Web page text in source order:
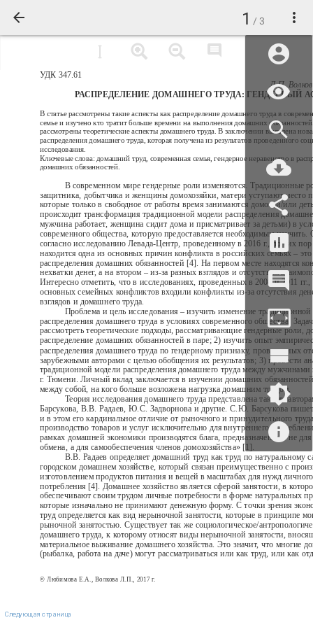
1 / 3
УДК 347.61
Л.П.
РАСПРЕДЕЛЕНИЕ ДОМАШНЕГО ТРУДА: ГЕНДЕРНЫЙ
В статье рассмотрены такие аспекты как распределение домашнего труда в
семье и изучено кто тратит больше времени на выполнения домашних
рассмотрены теоретические аспекты домашнего труда. В заключении выявлена
распределения домашнего труда, которая получена из результатов проведенного
исследования.
Ключевые слова: домашний труд, современная семья, гендерное неравенство в
домашних обязанностей.
В современном мире гендерные роли изменяются. Традиционные
защитника, добытчика и женщины домохозяйки, матери уступают место
которые только в свободное от работы время занимаются домом и/или
происходит трансформация традиционной модели распределения
мужчина работает, женщина сидит дома и присматривает за детьми) в
современного общества, которую предоставляется необходимым изучить.
согласно исследованию Левада-Центр, проведенному в 2016 г., до сих пор
находится одна из основных причин конфликта в российских семьях – это
распределения домашних обязанностей [4]. На первом месте находятся
нехватки денег, а на втором – из-за разных взглядов и отсутствия
Интересно отметить, что в исследованиях, проведенных в 2008 и 2011
основных семейных конфликтов входили конфликты из-за отсутствия
взглядов и домашнего труда.
Проблема и цель исследования – изучить изменение
распределения домашнего труда в условиях современного общества.
рассмотреть теоретические подходы, рассматривающие гендерные роли,
распределение домашних обязанностей в паре; 2) изучить опыт
распределения домашнего труда по гендерному признаку, проведенных
зарубежными авторами с целью обобщения их результатов; 3) провести
традиционной модели распределения домашнего труда между
г. Тюмени. Личный вклад заключается в изучении домашних
между собой, на кого больше возложена нагрузка домашним трудом.
Теория исследования домашнего труда представлена такими
Барсукова, В.В. Радаев, Ю.С. Задворнова и другие. С.Ю. Барсукова
и в этом его кардинальное отличие от рыночного и принудительного
производство товаров и услуг исключительно для внутреннего
рамках домашней экономики производятся блага, предназначенные не
обмена, а для самообеспечения членов домохозяйства» [1].
В.В. Радаев определяет домашний труд как труд по натуральному
городском домашнем хозяйстве, который связан преимущественно с
изготовлением продуктов питания и вещей в масштабах для нужд
потребления [4]. Домашнее хозяйство является сферой занятости, в
обеспечивают своим трудом личные потребности в форме натуральных
которые изначально не принимают денежную форму. С точки зрения
труд определяется как вид нерыночной занятости, которые в принципе
рыночной занятостью. Существует так же социологическое/
домашнего труда, к которому относят виды нерыночной занятости,
материальное выживание домашнего хозяйства. Это значит, что многие
(рыбалка, работа на даче) могут рассматриваться или как труд, или как
© Любимова Е.А., Волкова Л.П., 2017 г.
Следующая страница